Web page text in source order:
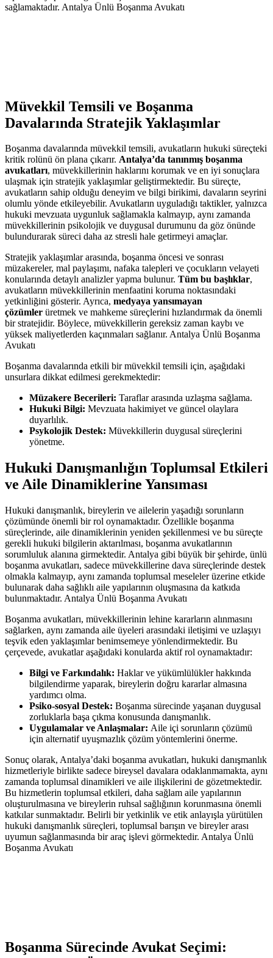
sağlamaktadır. Antalya Ünlü Boşanma Avukatı
Müvekkil Temsili ve Boşanma
Davalarında Stratejik Yaklaşımlar
Boşanma davalarında müvekkil temsili, avukatların hukuki süreçteki
kritik rolünü ön plana çıkarır. Antalya’da tanınmış boşanma
avukatları, müvekkillerinin haklarını korumak ve en iyi sonuçlara
ulaşmak için stratejik yaklaşımlar geliştirmektedir. Bu süreçte,
avukatların sahip olduğu deneyim ve bilgi birikimi, davaların seyrini
olumlu yönde etkileyebilir. Avukatların uyguladığı taktikler, yalnızca
hukuki mevzuata uygunluk sağlamakla kalmayıp, aynı zamanda
müvekkillerinin psikolojik ve duygusal durumunu da göz önünde
bulundurarak süreci daha az stresli hale getirmeyi amaçlar.
Stratejik yaklaşımlar arasında, boşanma öncesi ve sonrası
müzakereler, mal paylaşımı, nafaka talepleri ve çocukların velayeti
konularında detaylı analizler yapma bulunur. Tüm bu başlıklar,
avukatların müvekkillerinin menfaatini koruma noktasındaki
yetkinliğini gösterir. Ayrıca, medyaya yansımayan
çözümler üretmek ve mahkeme süreçlerini hızlandırmak da önemli
bir stratejidir. Böylece, müvekkillerin gereksiz zaman kaybı ve
yüksek maliyetlerden kaçınmaları sağlanır. Antalya Ünlü Boşanma
Avukatı
Boşanma davalarında etkili bir müvekkil temsili için, aşağıdaki
unsurlara dikkat edilmesi gerekmektedir:
Müzakere Becerileri: Taraflar arasında uzlaşma sağlama.
Hukuki Bilgi: Mevzuata hakimiyet ve güncel olaylara
duyarlılık.
Psykolojik Destek: Müvekkillerin duygusal süreçlerini
yönetme.
Hukuki Danışmanlığın Toplumsal Etkileri
ve Aile Dinamiklerine Yansıması
Hukuki danışmanlık, bireylerin ve ailelerin yaşadığı sorunların
çözümünde önemli bir rol oynamaktadır. Özellikle boşanma
süreçlerinde, aile dinamiklerinin yeniden şekillenmesi ve bu süreçte
gerekli hukuki bilgilerin aktarılması, boşanma avukatlarının
sorumluluk alanına girmektedir. Antalya gibi büyük bir şehirde, ünlü
boşanma avukatları, sadece müvekkillerine dava süreçlerinde destek
olmakla kalmayıp, aynı zamanda toplumsal meseleler üzerine etkide
bulunarak daha sağlıklı aile yapılarının oluşmasına da katkıda
bulunmaktadır. Antalya Ünlü Boşanma Avukatı
Boşanma avukatları, müvekkillerinin lehine kararların alınmasını
sağlarken, aynı zamanda aile üyeleri arasındaki iletişimi ve uzlaşıyı
teşvik eden yaklaşımlar benimsemeye yönlendirmektedir. Bu
çerçevede, avukatlar aşağıdaki konularda aktif rol oynamaktadır:
Bilgi ve Farkındalık: Haklar ve yükümlülükler hakkında
bilgilendirme yaparak, bireylerin doğru kararlar almasına
yardımcı olma.
Psiko-sosyal Destek: Boşanma sürecinde yaşanan duygusal
zorluklarla başa çıkma konusunda danışmanlık.
Uygulamalar ve Anlaşmalar: Aile içi sorunların çözümü
için alternatif uyuşmazlık çözüm yöntemlerini önerme.
Sonuç olarak, Antalya’daki boşanma avukatları, hukuki danışmanlık
hizmetleriyle birlikte sadece bireysel davalara odaklanmamakta, aynı
zamanda toplumsal dinamikleri ve aile ilişkilerini de gözetmektedir.
Bu hizmetlerin toplumsal etkileri, daha sağlam aile yapılarının
oluşturulmasına ve bireylerin ruhsal sağlığının korunmasına önemli
katkılar sunmaktadır. Belirli bir yetkinlik ve etik anlayışla yürütülen
hukuki danışmanlık süreçleri, toplumsal barışın ve bireyler arası
uyumun sağlanmasında bir araç işlevi görmektedir. Antalya Ünlü
Boşanma Avukatı
Boşanma Sürecinde Avukat Seçimi: